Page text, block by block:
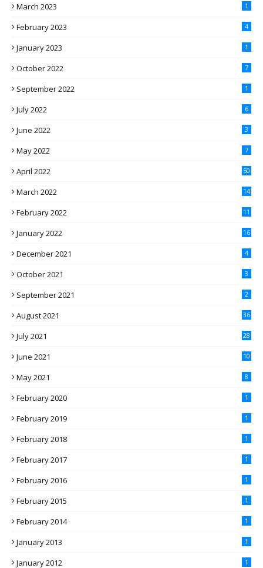
March 2023 1
February 2023 4
January 2023 1
October 2022 7
September 2022 1
July 2022 6
June 2022 3
May 2022 7
April 2022 50
March 2022 14
February 2022 11
January 2022 16
December 2021 4
October 2021 3
September 2021 2
August 2021 36
July 2021 28
June 2021 10
May 2021 8
February 2020 1
February 2019 1
February 2018 1
February 2017 1
February 2016 1
February 2015 1
February 2014 1
January 2013 1
January 2012 1